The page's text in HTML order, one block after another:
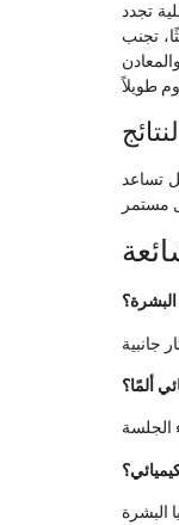
تجدد
تجنب
تساعد
ألمًا؟